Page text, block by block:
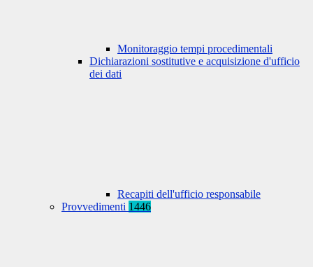
Monitoraggio tempi procedimentali
Dichiarazioni sostitutive e acquisizione d'ufficio
dei dati
Recapiti dell'ufficio responsabile
Provvedimenti 1446